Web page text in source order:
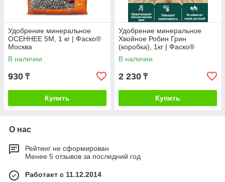
Удобрение минеральное
ОСЕННЕЕ 5M, 1 кг | Фаско®
Москва
В наличии
930 ₸
Купить
Удобрение минеральное
Хвойное Робин Грин
(коробка), 1кг | Фаско®
Москва
В наличии
2 230 ₸
Купить
О нас
Рейтинг не сформирован
Менее 5 отзывов за последний год
Работает с 11.12.2014